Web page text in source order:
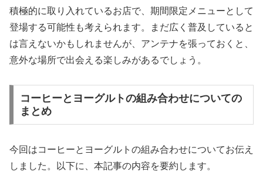
積極的に取り入れているお店で、期間限定メニューとして
登場する可能性も考えられます。まだ広く普及していると
は言えないかもしれませんが、アンテナを張っておくと、
意外な場所で出会える楽しみがあるでしょう。
コーヒーとヨーグルトの組み合わせについての
まとめ
今回はコーヒーとヨーグルトの組み合わせについてお伝え
しました。以下に、本記事の内容を要約します。